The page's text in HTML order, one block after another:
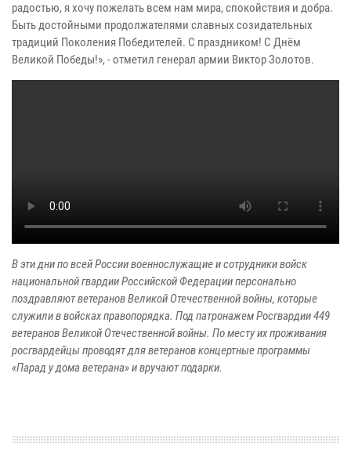
радостью, я хочу пожелать всем нам мира, спокойствия и добра.
Быть достойными продолжателями славных созидательных
традиций Поколения Победителей. С праздником! С Днём
Великой Победы!», - отметил генерал армии Виктор Золотов.
В эти дни по всей России военнослужащие и сотрудники войск
национальной гвардии Российской Федерации персонально
поздравляют ветеранов Великой Отечественной войны, которые
служили в войсках правопорядка. Под патронажем Росгвардии 449
ветеранов Великой Отечественной войны. По месту их проживания
росгвардейцы проводят для ветеранов концертные программы
«Парад у дома ветерана» и вручают подарки.